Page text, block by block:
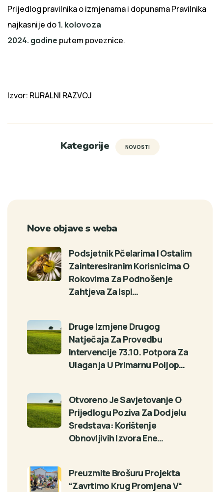
Prijedlog pravilnika o izmjenama i dopunama Pravilnika
najkasnije do1. kolovoza
2024. godine putem poveznice.
Izvor: RURALNI RAZVOJ
Kategorije NOVOSTI
Nove objave s weba
Podsjetnik Pčelarima I Ostalim
Zainteresiranim Korisnicima O
Rokovima Za Podnošenje
Zahtjeva Za Ispl…
Druge Izmjene Drugog
Natječaja Za Provedbu
Intervencije 73.10. Potpora Za
Ulaganja U Primarnu Poljop…
Otvoreno Je Savjetovanje O
Prijedlogu Poziva Za Dodjelu
Sredstava: Korištenje
Obnovljivih Izvora Ene…
Preuzmite Brošuru Projekta
“Zavrtimo Krug Promjena V“